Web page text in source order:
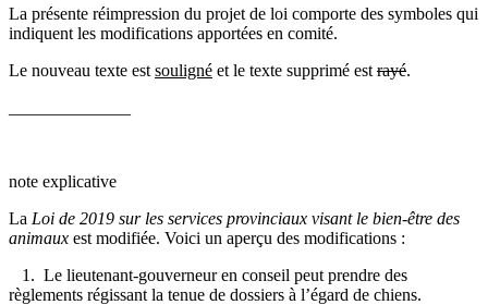
La présente réimpression du projet de loi comporte des symboles qui
indiquent les modifications apportées en comité.
Le nouveau texte est souligné et le texte supprimé est rayé.
note explicative
La Loi de 2019 sur les services provinciaux visant le bien-être des
animaux est modifiée. Voici un aperçu des modifications :
1. Le lieutenant-gouverneur en conseil peut prendre des
règlements régissant la tenue de dossiers à l’égard de chiens.